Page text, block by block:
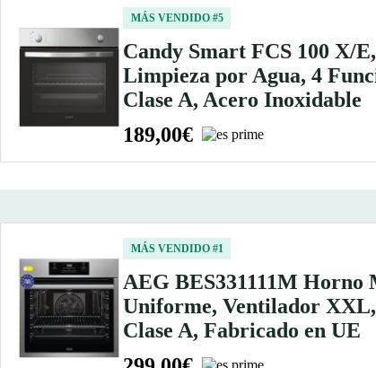
MÁS VENDIDO #5
Candy Smart FCS 100 X/
Limpieza por Agua, 4
Clase A, Acero Inoxidable
189,00€
MÁS VENDIDO #1
AEG BES331111M Horno
Uniforme, Ventilador
Clase A, Fabricado en UE